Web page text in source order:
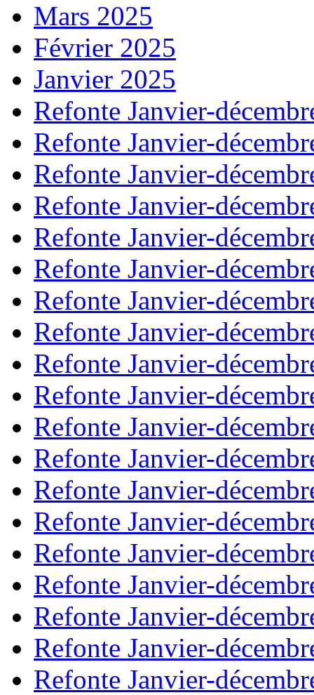
Mars 2025
Février 2025
Janvier 2025
Refonte Janvier-
Refonte Janvier-
Refonte Janvier-
Refonte Janvier-
Refonte Janvier-
Refonte Janvier-
Refonte Janvier-
Refonte Janvier-
Refonte Janvier-
Refonte Janvier-
Refonte Janvier-
Refonte Janvier-
Refonte Janvier-
Refonte Janvier-
Refonte Janvier-
Refonte Janvier-
Refonte Janvier-
Refonte Janvier-
Refonte Janvier-